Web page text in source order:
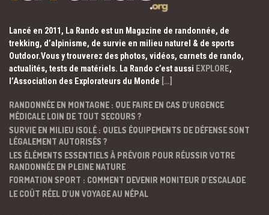
Lancé en 2011, La Rando est un Magazine de randonnée, de
trekking, d’alpinisme, de survie en milieu naturel & de sports
Outdoor.Vous y trouverez des photos, vidéos, carnets de rando,
actualités, tests de matériels. La Rando c’est aussi EXPLORE,
l’Association des Explorateurs du Monde […]
RANDONNÉE EN MONTAGNE : QUE FAIRE EN CAS D’URGENCE
MÉDICALE LOIN DE TOUT SECOURS ?
SURVIE EN MILIEU ISOLÉ : QUELS ÉQUIPEMENTS DE DÉFENSE SONT
LÉGALEMENT AUTORISÉS ?
LES ÉLÉMENTS ESSENTIELS À PRÉVOIR POUR RÉUSSIR VOTRE
RANDONNÉE EN PLEINE NATURE
FORMATION SPORT : COMMENT DEVENIR MONITEUR D’ESCALADE
LE COÛT RÉEL D’UN VOYAGE AU NÉPAL